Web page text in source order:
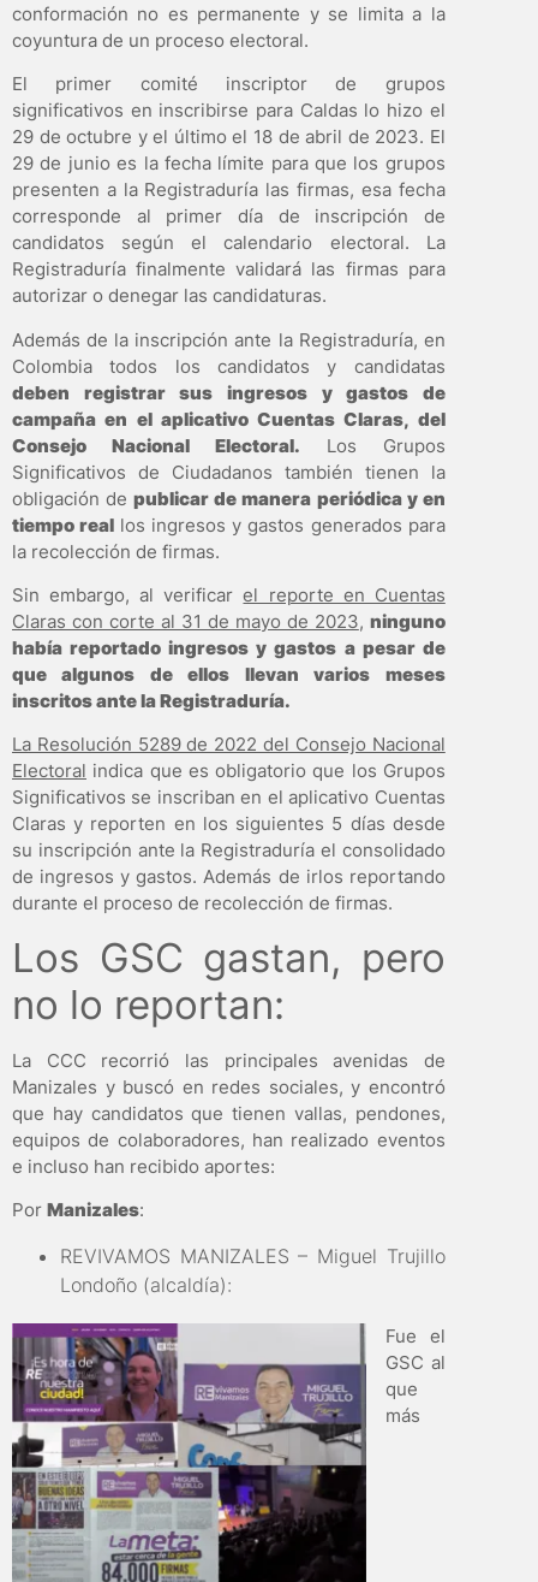
conformación no es permanente y se limita a la
coyuntura de un proceso electoral.
El primer comité inscriptor de grupos
significativos en inscribirse para Caldas lo hizo el
29 de octubre y el último el 18 de abril de 2023. El
29 de junio es la fecha límite para que los grupos
presenten a la Registraduría las firmas, esa fecha
corresponde al primer día de inscripción de
candidatos según el calendario electoral. La
Registraduría finalmente validará las firmas para
autorizar o denegar las candidaturas.
Además de la inscripción ante la Registraduría, en
Colombia todos los candidatos y candidatas
deben registrar sus ingresos y gastos de
campaña en el aplicativo Cuentas Claras, del
Consejo Nacional Electoral. Los Grupos
Significativos de Ciudadanos también tienen la
obligación depublicar de manera periódica y en
tiempo real los ingresos y gastos generados para
la recolección de firmas.
Sin embargo, al verificarel reporte en Cuentas
Claras con corte al 31 de mayo de 2023, ninguno
había reportado ingresos y gastos a pesar de
que algunos de ellos llevan varios meses
inscritos ante la Registraduría.
La Resolución 5289 de 2022 del Consejo Nacional
Electoral indica que es obligatorio que los Grupos
Significativos se inscriban en el aplicativo Cuentas
Claras y reporten en los siguientes 5 días desde
su inscripción ante la Registraduría el consolidado
de ingresos y gastos. Además de irlos reportando
durante el proceso de recolección de firmas.
Los GSC gastan, pero
no lo reportan:
La CCC recorrió las principales avenidas de
Manizales y buscó en redes sociales, y encontró
que hay candidatos que tienen vallas, pendones,
equipos de colaboradores, han realizado eventos
e incluso han recibido aportes:
Por Manizales:
REVIVAMOS MANIZALES – Miguel Trujillo
Londoño (alcaldía):
Fue el
GSC al
que
más